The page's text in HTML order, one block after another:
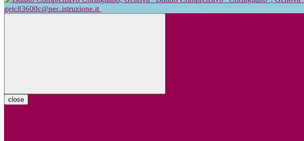
geic83600c@pec.istruzione.it
close